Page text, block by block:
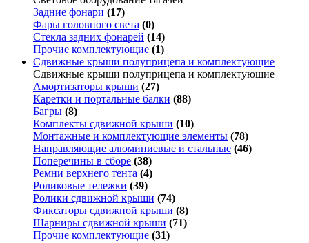
Задние фонари (17)
Фары головного света (0)
Стекла задних фонарей (14)
Прочие комплектующие (1)
Сдвижные крыши полуприцепа и комплектующие
Сдвижные крыши полуприцепа и комплектующие
Амортизаторы крыши (27)
Каретки и портальные балки (88)
Багры (8)
Комплекты сдвижной крыши (10)
Монтажные и комплектующие элементы (78)
Направляющие алюминиевые и стальные (46)
Поперечины в сборе (38)
Ремни верхнего тента (4)
Роликовые тележки (39)
Ролики сдвижной крыши (74)
Фиксаторы сдвижной крыши (8)
Шарниры сдвижной крыши (71)
Прочие комплектующие (31)